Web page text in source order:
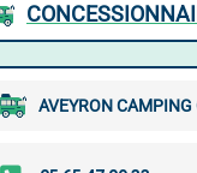
AVEYRON CAMPING